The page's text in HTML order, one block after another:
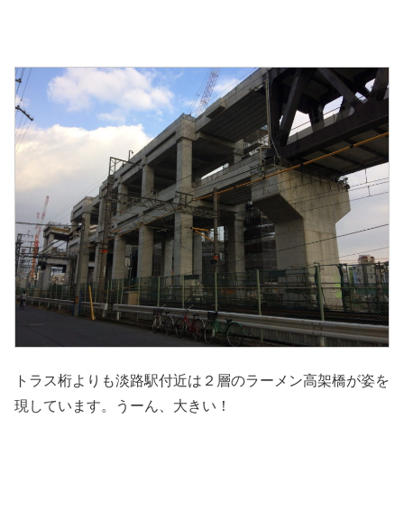
トラス桁よりも淡路駅付近は２層のラーメン高架橋が姿を
現しています。うーん、大きい！